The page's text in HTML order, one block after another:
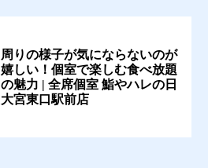
周りの様子が気にならないのが
嬉しい！個室で楽しむ食べ放題
の魅力 | 全席個室 鮨やハレの日
大宮東口駅前店